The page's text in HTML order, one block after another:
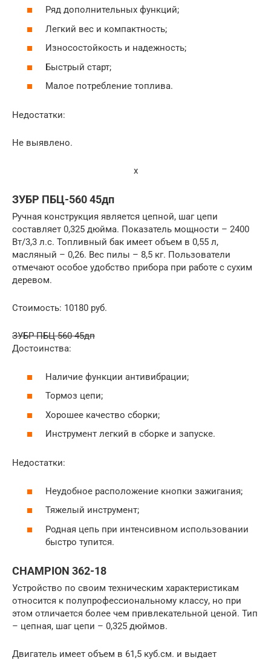
Ряд дополнительных функций;
Легкий вес и компактность;
Износостойкость и надежность;
Быстрый старт;
Малое потребление топлива.
Недостатки:
Не выявлено.
x
ЗУБР ПБЦ-560 45дп
Ручная конструкция является цепной, шаг цепи
составляет 0,325 дюйма. Показатель мощности – 2400
Вт/3,3 л.с. Топливный бак имеет объем в 0,55 л,
масляный – 0,26. Вес пилы – 8,5 кг. Пользователи
отмечают особое удобство прибора при работе с сухим
деревом.
Стоимость: 10180 руб.
ЗУБР ПБЦ-560 45дп
Достоинства:
Наличие функции антивибрации;
Тормоз цепи;
Хорошее качество сборки;
Инструмент легкий в сборке и запуске.
Недостатки:
Неудобное расположение кнопки зажигания;
Тяжелый инструмент;
Родная цепь при интенсивном использовании
быстро тупится.
CHAMPION 362-18
Устройство по своим техническим характеристикам
относится к полупрофессиональному классу, но при
этом отличается более чем привлекательной ценой. Тип
– цепная, шаг цепи – 0,325 дюймов.
Двигатель имеет объем в 61,5 куб.см. и выдает